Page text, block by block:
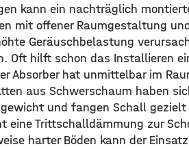
kann ein nachträglich
mit offener Raumgestaltung
Geräuschbelastung
Oft hilft schon das Installieren
Absorber hat unmittelbar im
aus Schwerschaum haben
und fangen Schall
eine Trittschalldämmung zur
harter Böden kann der